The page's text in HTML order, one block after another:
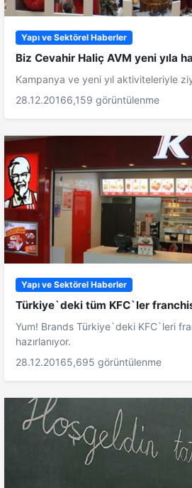
Yapı ve Sektörel Haberler
Biz Cevahir Haliç AVM yeni yıla
Kampanya ve yeni yıl aktiviteleriyle
28.12.20166,159 görüntülenme
Yapı ve Sektörel Haberler
Türkiye`deki tüm KFC`ler
Yum! Brands Türkiye`deki KFC`leri
hazırlanıyor.
28.12.20165,695 görüntülenme